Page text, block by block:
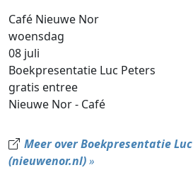
Café Nieuwe Nor
woensdag
08 juli
Boek­pre­sen­ta­tie Luc Peters
gra­tis entree
Nieuwe Nor - Café
Meer over Boek­pre­sen­ta­tie
(nieuwenor.nl)»